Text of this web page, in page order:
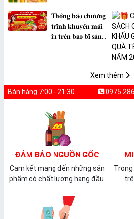
𝐓𝐡𝐨̂𝐧𝐠 𝐛𝐚́𝐨 𝐜𝐡𝐮̛𝐨̛𝐧𝐠
𝐭𝐫𝐢̀𝐧𝐡 𝐤𝐡𝐮𝐲𝐞̂́𝐧 𝐦𝐚̃𝐢
𝐢𝐧 𝐭𝐫𝐞̂𝐧 𝐛𝐚𝐨 𝐛𝐢̀ 𝐬𝐚̉𝐧
Xem thêm
Bán hàng 7:00 - 21:30 0975
ĐẢM BẢO NGUỒN GỐC
Cam kết mang đến những sản
phẩm có chất lượng hàng đầu.
Trong